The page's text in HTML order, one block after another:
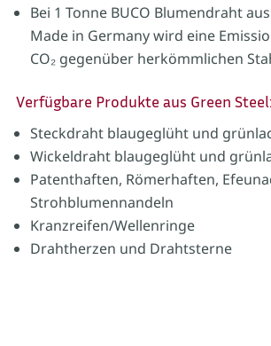
Bei 1 Tonne BUCO Blumendraht
Made in Germany wird eine
CO₂ gegenüber herkömmlichen
Verfügbare Produkte aus Green Steel:
Steckdraht blaugeglüht und
Wickeldraht blaugeglüht und
Patenthaften, Römerhaften,
Strohblumennandeln
Kranzreifen/Wellenringe
Drahtherzen und Drahtsterne